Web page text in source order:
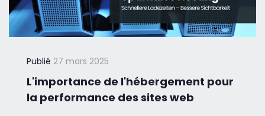
Publié 27 mars 2025
L'importance de l'hébergement pour
la performance des sites web